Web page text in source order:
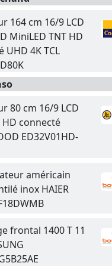
164 cm 16/9 LCD
MiniLED TNT HD
UHD 4K TCL
80 cm 16/9 LCD
HD connecté
ED32V01HD-
américain
inox HAIER
frontal 1400 T 11